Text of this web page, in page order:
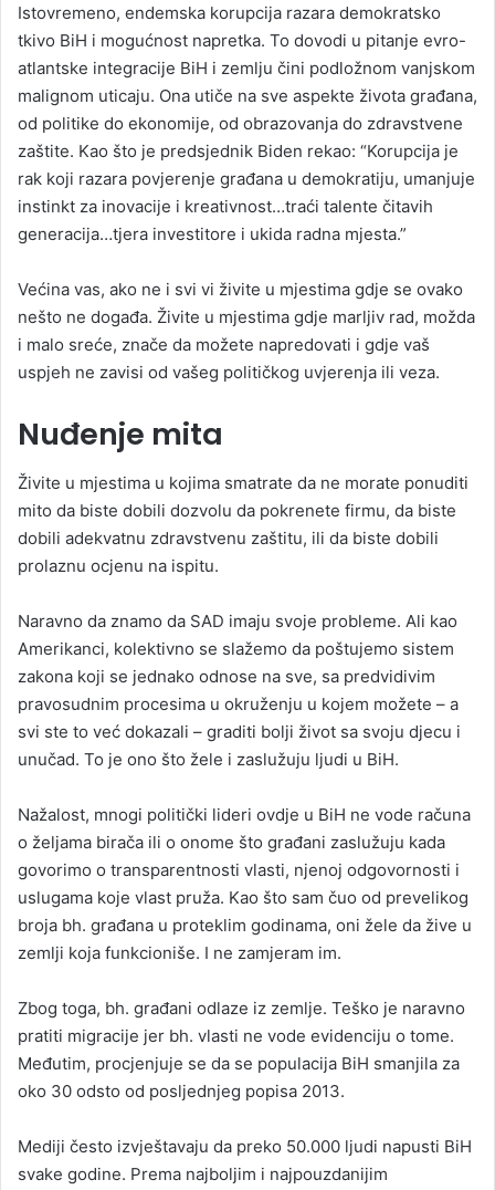
Istovremeno, endemska korupcija razara demokratsko
tkivo BiH i mogućnost napretka. To dovodi u pitanje evro-
atlantske integracije BiH i zemlju čini podložnom vanjskom
malignom uticaju. Ona utiče na sve aspekte života građana,
od politike do ekonomije, od obrazovanja do zdravstvene
zaštite. Kao što je predsjednik Biden rekao: “Korupcija je
rak koji razara povjerenje građana u demokratiju, umanjuje
instinkt za inovacije i kreativnost…traći talente čitavih
generacija…tjera investitore i ukida radna mjesta.”
Većina vas, ako ne i svi vi živite u mjestima gdje se ovako
nešto ne događa. Živite u mjestima gdje marljiv rad, možda
i malo sreće, znače da možete napredovati i gdje vaš
uspjeh ne zavisi od vašeg političkog uvjerenja ili veza.
Nuđenje mita
Živite u mjestima u kojima smatrate da ne morate ponuditi
mito da biste dobili dozvolu da pokrenete firmu, da biste
dobili adekvatnu zdravstvenu zaštitu, ili da biste dobili
prolaznu ocjenu na ispitu.
Naravno da znamo da SAD imaju svoje probleme. Ali kao
Amerikanci, kolektivno se slažemo da poštujemo sistem
zakona koji se jednako odnose na sve, sa predvidivim
pravosudnim procesima u okruženju u kojem možete – a
svi ste to već dokazali – graditi bolji život sa svoju djecu i
unučad. To je ono što žele i zaslužuju ljudi u BiH.
Nažalost, mnogi politički lideri ovdje u BiH ne vode računa
o željama birača ili o onome što građani zaslužuju kada
govorimo o transparentnosti vlasti, njenoj odgovornosti i
uslugama koje vlast pruža. Kao što sam čuo od prevelikog
broja bh. građana u proteklim godinama, oni žele da žive u
zemlji koja funkcioniše. I ne zamjeram im.
Zbog toga, bh. građani odlaze iz zemlje. Teško je naravno
pratiti migracije jer bh. vlasti ne vode evidenciju o tome.
Međutim, procjenjuje se da se populacija BiH smanjila za
oko 30 odsto od posljednjeg popisa 2013.
Mediji često izvještavaju da preko 50.000 ljudi napusti BiH
svake godine. Prema najboljim i najpouzdanijim